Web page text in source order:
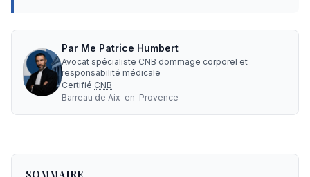
Par Me Patrice Humbert
Avocat spécialiste CNB dommage corporel et
responsabilité médicale
Certifié CNB
Barreau de Aix-en-Provence